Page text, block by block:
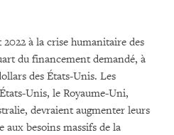
à la crise humanitaire des
du financement demandé, à
des États-Unis. Les
Unis, le Royaume-Uni,
devraient augmenter leurs
besoins massifs de la